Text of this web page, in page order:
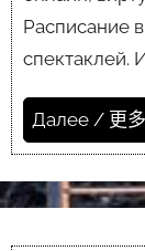
Расписание
спектаклей.
Далее / 更多